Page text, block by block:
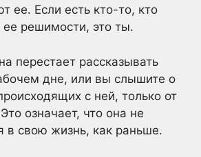
ее. Если есть кто-то, кто
решимости, это ты.
перестает рассказывать
дне, или вы слышите о
с ней, только от
означает, что она не
в свою жизнь, как раньше.